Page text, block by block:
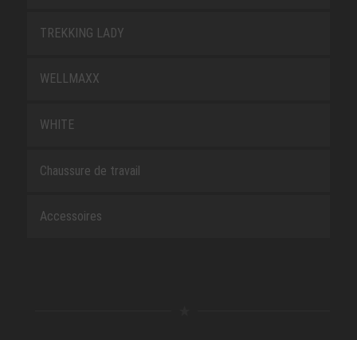
TREKKING LADY
WELLMAXX
WHITE
Chaussure de travail
Accessoires